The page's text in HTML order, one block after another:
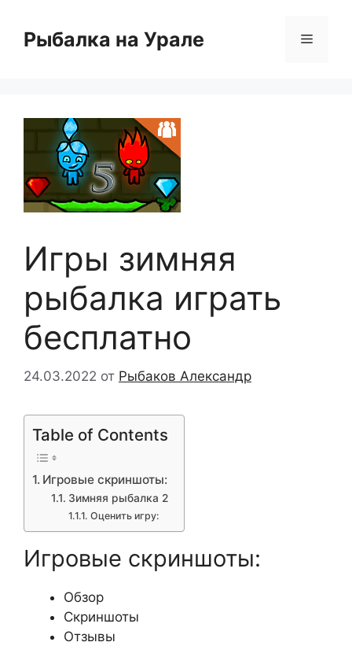
содержимому
Рыбалка на Урале Меню
Игры зимняя
рыбалка играть
бесплатно
24.03.2022 от Рыбаков Александр
Table of Contents
Игровые скриншоты:
Зимняя рыбалка 2
Оценить игру:
Игровые скриншоты:
Обзор
Скриншоты
Отзывы